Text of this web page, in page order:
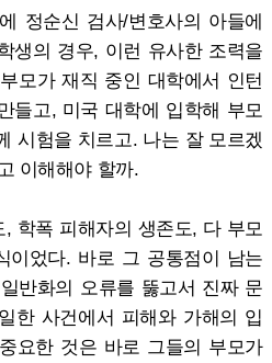
정순신 검사/변호사의 아들에
생의 경우, 이런 유사한 조력을
모가 재직 중인 대학에서 인턴
들고, 미국 대학에 입학해 부모
시험을 치르고. 나는 잘 모르겠
이해해야 할까.
학폭 피해자의 생존도, 다 부모
이었다. 바로 그 공통점이 남는
반화의 오류를 뚫고서 진짜 문
한 사건에서 피해와 가해의 입
요한 것은 바로 그들의 부모가